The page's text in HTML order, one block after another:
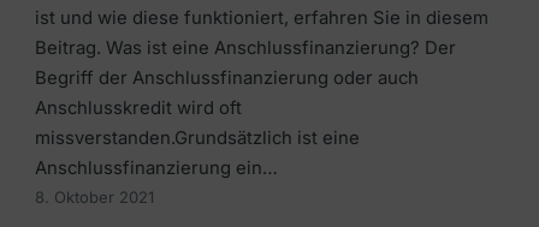
ist und wie diese funktioniert, erfahren Sie in diesem
Beitrag. Was ist eine Anschlussfinanzierung? Der
Begriff der Anschlussfinanzierung oder auch
Anschlusskredit wird oft
missverstanden.Grundsätzlich ist eine
Anschlussfinanzierung ein…
8. Oktober 2021